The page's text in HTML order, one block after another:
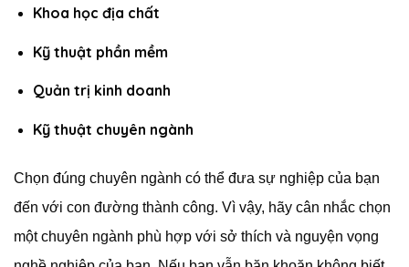
Khoa học địa chất
Kỹ thuật phần mềm
Quản trị kinh doanh
Kỹ thuật chuyên ngành
Chọn đúng chuyên ngành có thể đưa sự nghiệp của bạn
đến với con đường thành công. Vì vậy, hãy cân nhắc chọn
một chuyên ngành phù hợp với sở thích và nguyện vọng